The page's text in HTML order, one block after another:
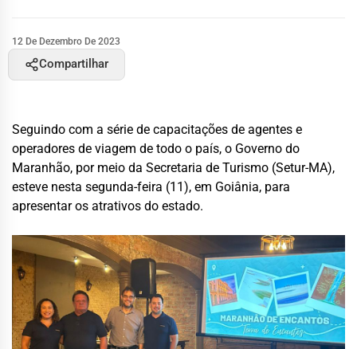
12 De Dezembro De 2023
Compartilhar
Seguindo com a série de capacitações de agentes e
operadores de viagem de todo o país, o Governo do
Maranhão, por meio da Secretaria de Turismo (Setur-MA),
esteve nesta segunda-feira (11), em Goiânia, para
apresentar os atrativos do estado.